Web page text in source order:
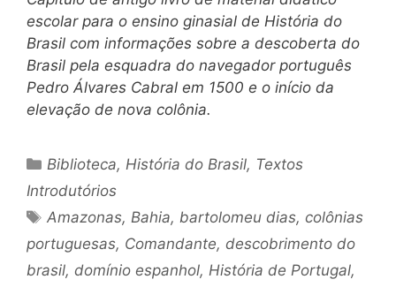
escolar para o ensino ginasial de História do
Brasil com informações sobre a descoberta do
Brasil pela esquadra do navegador português
Pedro Álvares Cabral em 1500 e o início da
elevação de nova colônia.
Categorias
Biblioteca,História do Brasil, Textos
Introdutórios
Tags
Amazonas,Bahia,bartolomeu dias,colônias
portuguesas, Comandante, descobrimento do
brasil, domínio espanhol, História de Portugal,